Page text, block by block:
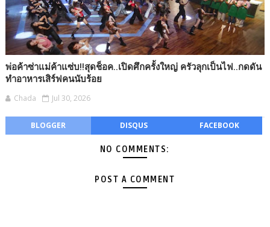
พ่อค้าซ่าแม่ค้าแซ่บ!!สุดช็อค..เปิดศึกครั้งใหญ่ ครัวลุกเป็นไฟ..กดดัน
ทำอาหารเสิร์ฟคนนับร้อย
Chada Jul 30, 2026
BLOGGER DISQUS FACEBOOK
NO COMMENTS:
POST A COMMENT